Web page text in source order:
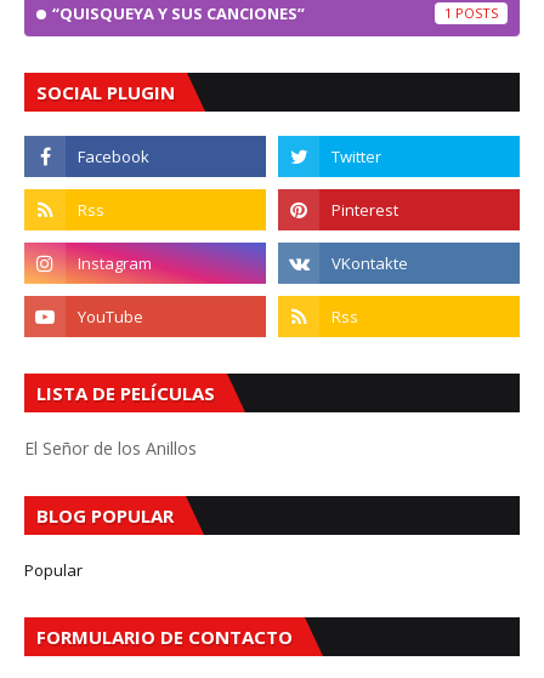
“QUISQUEYA Y SUS CANCIONES” 1
SOCIAL PLUGIN
LISTA DE PELÍCULAS
El Señor de los Anillos
BLOG POPULAR
Popular
FORMULARIO DE CONTACTO